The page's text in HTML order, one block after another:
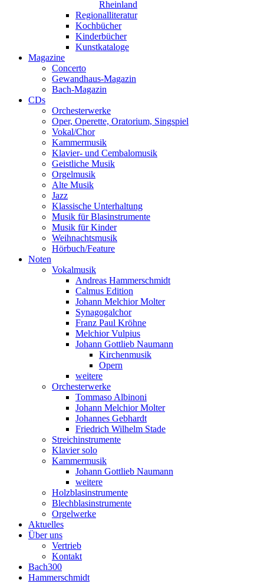
Rheinland
Regionalliteratur
Kochbücher
Kinderbücher
Kunstkataloge
Magazine
Concerto
Gewandhaus-Magazin
Bach-Magazin
CDs
Orchesterwerke
Oper, Operette, Oratorium, Singspiel
Vokal/Chor
Kammermusik
Klavier- und Cembalomusik
Geistliche Musik
Orgelmusik
Alte Musik
Jazz
Klassische Unterhaltung
Musik für Blasinstrumente
Musik für Kinder
Weihnachtsmusik
Hörbuch/Feature
Noten
Vokalmusik
Andreas Hammerschmidt
Calmus Edition
Johann Melchior Molter
Synagogalchor
Franz Paul Kröhne
Melchior Vulpius
Johann Gottlieb Naumann
Kirchenmusik
Opern
weitere
Orchesterwerke
Tommaso Albinoni
Johann Melchior Molter
Johannes Gebhardt
Friedrich Wilhelm Stade
Streichinstrumente
Klavier solo
Kammermusik
Johann Gottlieb Naumann
weitere
Holzblasinstrumente
Blechblasinstrumente
Orgelwerke
Aktuelles
Über uns
Vertrieb
Kontakt
Bach300
Hammerschmidt